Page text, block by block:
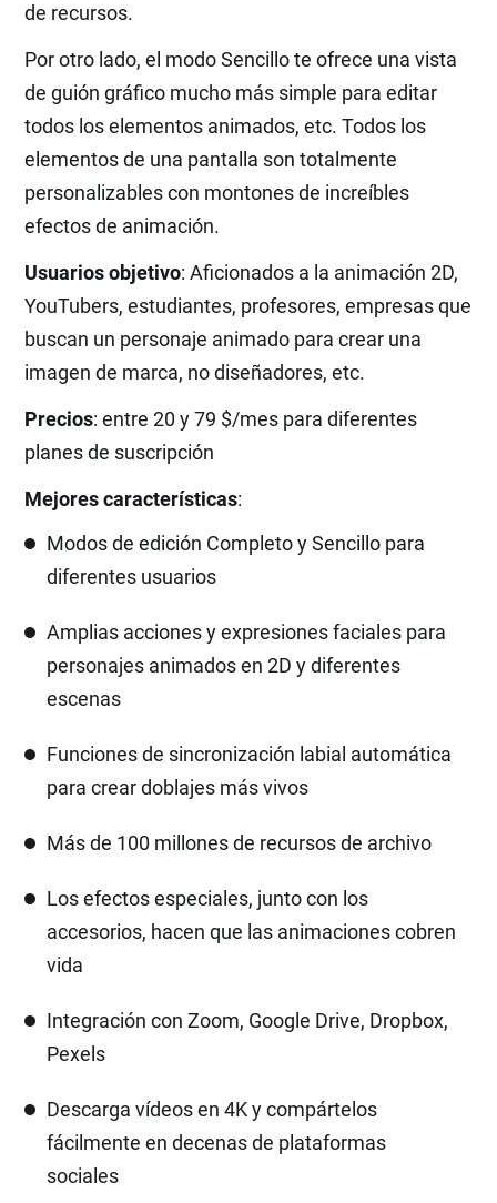
de recursos.
Por otro lado, el modo Sencillo te ofrece una vista
de guión gráfico mucho más simple para editar
todos los elementos animados, etc. Todos los
elementos de una pantalla son totalmente
personalizables con montones de increíbles
efectos de animación.
Usuarios objetivo: Aficionados a la animación 2D,
YouTubers, estudiantes, profesores, empresas que
buscan un personaje animado para crear una
imagen de marca, no diseñadores, etc.
Precios: entre 20 y 79 $/mes para diferentes
planes de suscripción
Mejores características:
Modos de edición Completo y Sencillo para
diferentes usuarios
Amplias acciones y expresiones faciales para
personajes animados en 2D y diferentes
escenas
Funciones de sincronización labial automática
para crear doblajes más vivos
Más de 100 millones de recursos de archivo
Los efectos especiales, junto con los
accesorios, hacen que las animaciones cobren
vida
Integración con Zoom, Google Drive, Dropbox,
Pexels
Descarga vídeos en 4K y compártelos
fácilmente en decenas de plataformas
sociales